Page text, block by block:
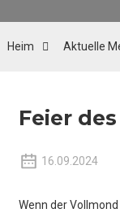
Heim Aktuelle
Feier
16.09.2024
Wenn der